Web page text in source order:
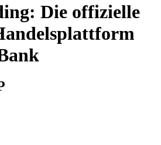
Die offizielle